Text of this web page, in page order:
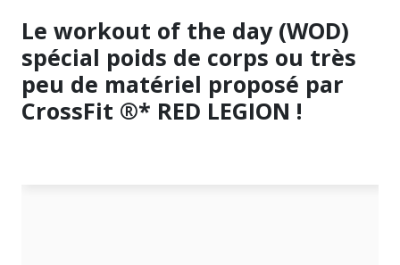
Le workout of the day (WOD)
spécial poids de corps ou très
peu de matériel proposé par
CrossFit ®* RED LEGION !